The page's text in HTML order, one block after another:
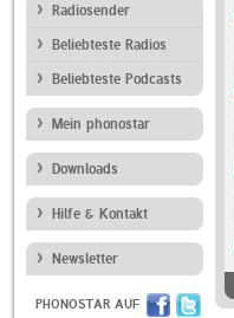
Radiosender
Beliebteste Radios
Beliebteste Podcasts
Mein phonostar
Downloads
Hilfe & Kontakt
Newsletter
PHONOSTAR AUF